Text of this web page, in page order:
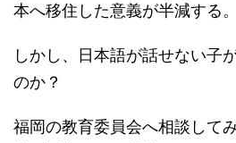
本へ移住した意義が半減する。
しかし、日本語が話せない子
のか？
福岡の教育委員会へ相談して